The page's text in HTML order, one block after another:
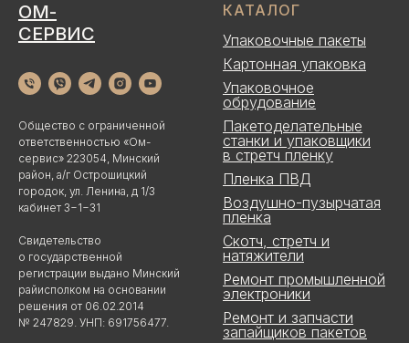
ОМ-
СЕРВИС
Общество с ограниченной
ответственностью «Ом-
сервис» 223054, Минский
район, а/г Острошицкий
городок, ул. Ленина, д 1/3
кабинет 3−1−31
Свидетельство
о государственной
регистрации выдано Минский
райисполком на основании
решения от 06.02.2014
№ 247829. УНП: 691756477.
КАТАЛОГ
Упаковочные пакеты
Картонная упаковка
Упаковочное
обрудование
Пакетоделательные
станки и упаковщики
в стретч пленку
Пленка ПВД
Воздушно-пузырчатая
пленка
Скотч, стретч и
натяжители
Ремонт промышленной
электроники
Ремонт и запчасти
запайщиков пакетов